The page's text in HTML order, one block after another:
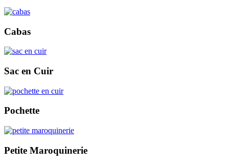
Cabas
Sac en Cuir
Pochette
Petite Maroquinerie